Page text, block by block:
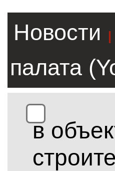
Новости |
палата
в